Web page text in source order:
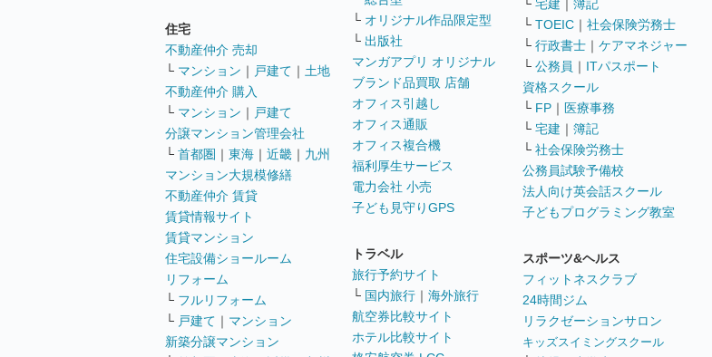
住宅
不動産仲介 売却
└ マンション ｜ 戸建て ｜ 土地
不動産仲介 購入
└ マンション ｜ 戸建て
分譲マンション管理会社
└ 首都圏 ｜ 東海 ｜ 近畿 ｜ 九州
マンション大規模修繕
不動産仲介 賃貸
賃貸情報サイト
賃貸マンション
住宅設備ショールーム
リフォーム
└ フルリフォーム
└ 戸建て ｜ マンション
新築分譲マンション
└ オリジナル作品限定型
└ 出版社
マンガアプリ オリジナル
ブランド品買取 店舗
オフィス引越し
オフィス通販
オフィス複合機
福利厚生サービス
電力会社 小売
子ども見守りGPS
トラベル
旅行予約サイト
└ 国内旅行 ｜ 海外旅行
航空券比較サイト
ホテル比較サイト
└ 宅建 ｜ 簿記
└ TOEIC ｜ 社会保険労務士
└ 行政書士 ｜ ケアマネジャー
└ 公務員 ｜ ITパスポート
資格スクール
└ FP ｜ 医療事務
└ 宅建 ｜ 簿記
└ 社会保険労務士
公務員試験予備校
法人向け英会話スクール
子どもプログラミング教室
スポーツ&ヘルス
フィットネスクラブ
24時間ジム
リラクゼーションサロン
キッズスイミングスクール